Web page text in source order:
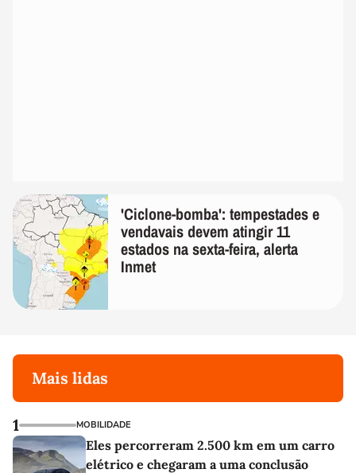
'Ciclone-bomba': tempestades e
vendavais devem atingir 11
estados na sexta-feira, alerta
Inmet
Mais lidas
1 MOBILIDADE
Eles percorreram 2.500 km em um carro
elétrico e chegaram a uma conclusão